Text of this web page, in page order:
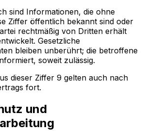
sind Informationen, die ohne
Ziffer öffentlich bekannt sind oder
rechtmäßig von Dritten erhält
Gesetzliche
bleiben unberührt; die betroffene
soweit zulässig.
dieser Ziffer 9 gelten auch nach
fort.
und